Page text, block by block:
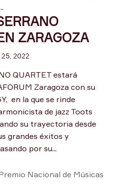
ZARAGOZA
25, 2022
QUARTET estará
Zaragoza con su
en la que se rinde
de jazz Toots
su trayectoria desde
grandes éxitos y
por su...
Nacional de Músicas